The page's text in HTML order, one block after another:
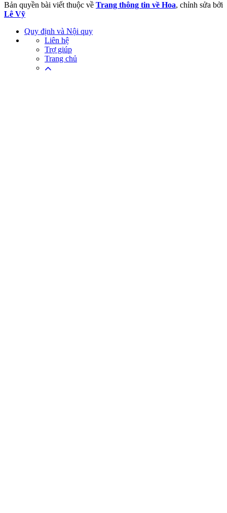
Bản quyền bài viết thuộc về Trang thông tin về Hoa, chỉnh sửa bởi
Lê Vỹ
Quy định và Nội quy
Liên hệ
Trợ giúp
Trang chủ